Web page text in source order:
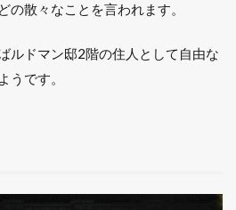
の散々なことを言われます。
ルドマン邸2階の住人として自由な
うです。